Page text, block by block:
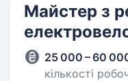
Майстер з
25 000 – 60
кількості